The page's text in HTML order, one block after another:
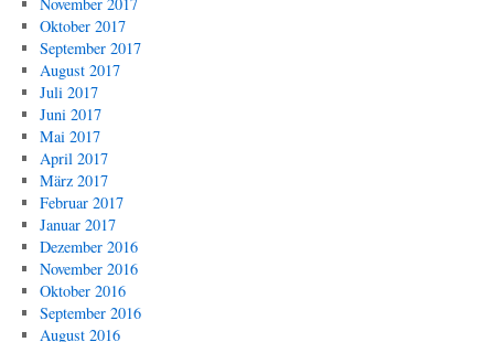
Oktober 2017
September 2017
August 2017
Juli 2017
Juni 2017
Mai 2017
April 2017
März 2017
Februar 2017
Januar 2017
Dezember 2016
November 2016
Oktober 2016
September 2016
August 2016